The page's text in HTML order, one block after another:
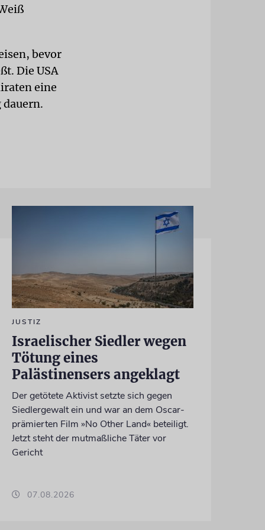
bevor
Die USA
eine
JUSTIZ
Israelischer Siedler wegen
Tötung eines
Palästinensers angeklagt
Der getötete Aktivist setzte sich gegen
Siedlergewalt ein und war an dem Oscar-
prämierten Film »No Other Land« beteiligt.
Jetzt steht der mutmaßliche Täter vor
Gericht
07.08.2026